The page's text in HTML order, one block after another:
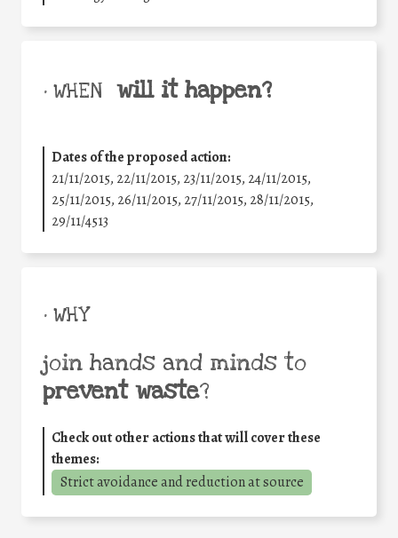
• WHEN will it happen?
Dates of the proposed action:
21/11/2015, 22/11/2015, 23/11/2015, 24/11/2015,
25/11/2015, 26/11/2015, 27/11/2015, 28/11/2015,
29/11/4513
• WHY
join hands and minds to
prevent waste?
Check out other actions that will cover these
themes:
Strict avoidance and reduction at source